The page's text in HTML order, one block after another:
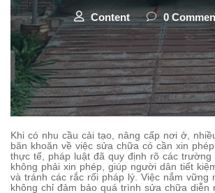
Content 0
Khi có nhu cầu cải tạo, nâng cấp nơi ở,
băn khoăn về việc sửa chữa có cần xin
thực tế, pháp luật đã quy định rõ các trường
không phải xin phép, giúp người dân tiết
và tránh các rắc rối pháp lý. Việc nắm vững
không chỉ đảm bảo quá trình sửa chữa diễn